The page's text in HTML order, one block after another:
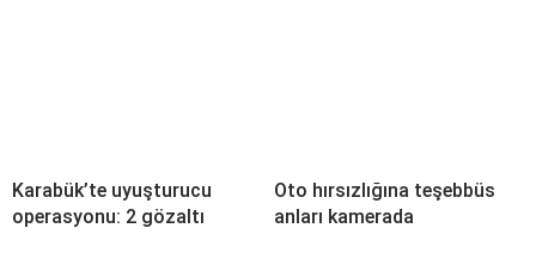
Karabük’te uyuşturucu
operasyonu: 2 gözaltı
Oto hırsızlığına teşebbüs
anları kamerada